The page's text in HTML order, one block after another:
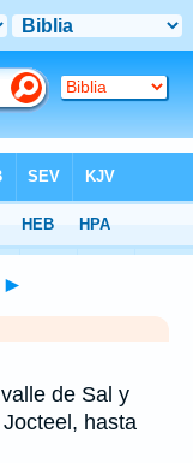
►
de Sal y
hasta